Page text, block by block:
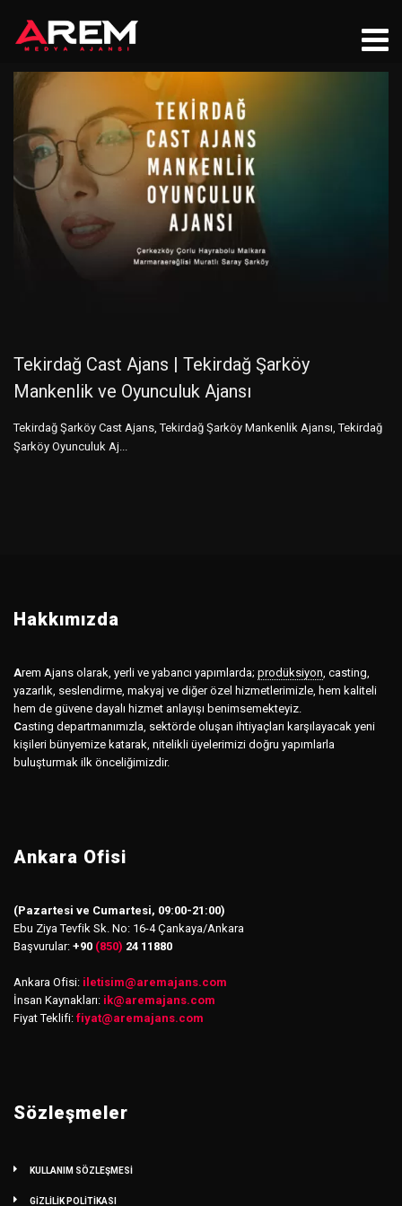
Tekirdağ Cast Ajans | Tekirdağ Şarköy
Mankenlik ve Oyunculuk Ajansı
Tekirdağ Şarköy Cast Ajans, Tekirdağ Şarköy Mankenlik Ajansı, Tekirdağ
Şarköy Oyunculuk Aj...
Hakkımızda
Arem Ajans olarak, yerli ve yabancı yapımlarda; prodüksiyon, casting,
yazarlık, seslendirme, makyaj ve diğer özel hizmetlerimizle, hem kaliteli
hem de güvene dayalı hizmet anlayışı benimsemekteyiz.
Casting departmanımızla, sektörde oluşan ihtiyaçları karşılayacak yeni
kişileri bünyemize katarak, nitelikli üyelerimizi doğru yapımlarla
buluşturmak ilk önceliğimizdir.
Ankara Ofisi
(Pazartesi ve Cumartesi, 09:00-21:00)
Ebu Ziya Tevfik Sk. No: 16-4 Çankaya/Ankara
Başvurular: +90 (850) 24 11880
Ankara Ofisi: iletisim@aremajans.com
İnsan Kaynakları: ik@aremajans.com
Fiyat Teklifi: fiyat@aremajans.com
Sözleşmeler
KULLANIM SÖZLEŞMESİ
GİZLİLİK POLİTİKASI